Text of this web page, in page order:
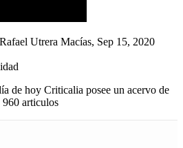
Rafael Utrera Macías, Sep 15, 2020
de hoy Criticalia posee un acervo de
960 articulos